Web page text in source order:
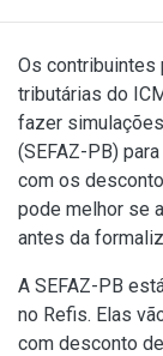
Os contribuintes
tributárias do
fazer
(SEFAZ-PB)
com os
pode melhor se
antes da
A SEFAZ-PB
no Refis. Elas
com desconto